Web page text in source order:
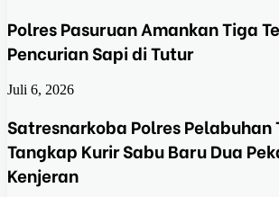
Polres Pasuruan Amankan Tiga
Pencurian Sapi di Tutur
Juli 6, 2026
Satresnarkoba Polres Pelabuhan
Tangkap Kurir Sabu Baru Dua
Kenjeran